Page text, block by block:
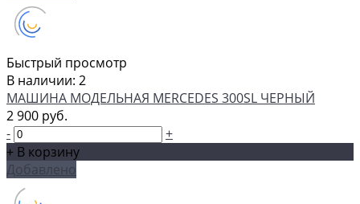
Быстрый просмотр
В наличии: 2
МАШИНА МОДЕЛЬНАЯ MERCEDES 300SL ЧЕРНЫЙ
2 900 руб.
-
+
+ В корзину
Добавлено